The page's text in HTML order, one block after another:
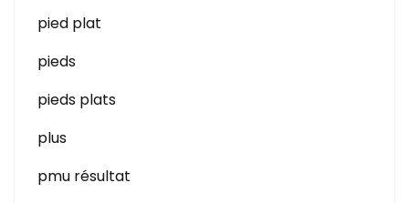
pied plat
pieds
pieds plats
plus
pmu résultat